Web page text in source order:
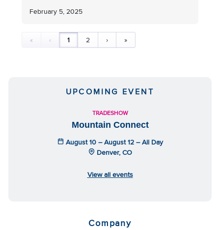
February 5, 2025
« ‹ 1 2 › »
UPCOMING EVENT
TRADESHOW
Mountain Connect
August 10 – August 12 – All Day
Denver, CO
View all events
Company